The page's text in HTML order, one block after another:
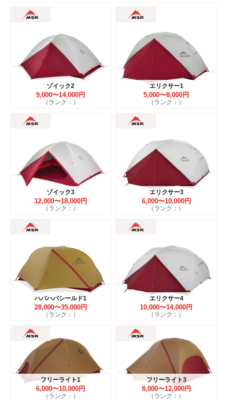
ゾイック2
9,000〜14,000円
（ランク：）
エリクサー1
5,000〜8,000円
（ランク：）
ゾイック3
12,000〜18,000円
（ランク：）
エリクサー3
6,000〜10,000円
（ランク：）
ハバハバシールド1
28,000〜35,000円
（ランク：）
エリクサー4
10,000〜14,000円
（ランク：）
フリーライト1
6,000〜10,000円
（ランク：）
フリーライト3
8,000〜12,000円
（ランク：）